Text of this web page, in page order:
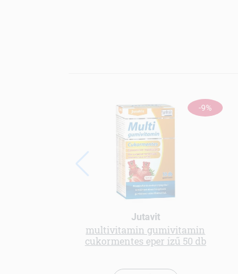
-9%
Jutavit
multivitamin gumivitamin
cukormentes eper ízű 50 db